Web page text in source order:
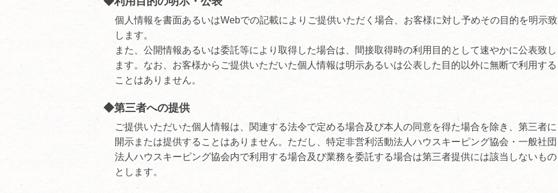
個人情報を書面あるいはWebでの記載によりご提供いただく場合、お客様に対し予めその目的を明示致
します。
また、公開情報あるいは委託等により取得した場合は、間接取得時の利用目的として速やかに公表致し
ます。なお、お客様からご提供いただいた個人情報は明示あるいは公表した目的以外に無断で利用する
ことはありません。
◆第三者への提供
ご提供いただいた個人情報は、関連する法令で定める場合及び本人の同意を得た場合を除き、第三者に
開示または提供することはありません。ただし、特定非営利活動法人ハウスキーピング協会・一般社団
法人ハウスキーピング協会内で利用する場合及び業務を委託する場合は第三者提供には該当しないもの
とします。